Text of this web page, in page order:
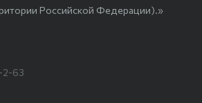
Российской Федерации).»
2-63